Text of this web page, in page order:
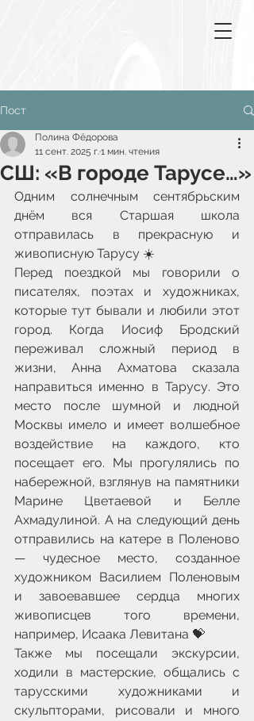
Пост
СШ: «В городе Тарусе…»
Полина Фёдорова
11 сент. 2025 г.1 мин. чтения
Одним солнечным сентябрьским
днём вся Старшая школа
отправилась в прекрасную и
живописную Тарусу ☀️
Перед поездкой мы говорили о
писателях, поэтах и художниках,
которые тут бывали и любили этот
город. Когда Иосиф Бродский
переживал сложный период в
жизни, Анна Ахматова сказала
направиться именно в Тарусу. Это
место после шумной и людной
Москвы имело и имеет волшебное
воздействие на каждого, кто
посещает его. Мы прогулялись по
набережной, взглянув на памятники
Марине Цветаевой и Белле
Ахмадулиной. А на следующий день
отправились на катере в Поленово
— чудесное место, созданное
художником Василием Поленовым
и завоевавшее сердца многих
живописцев того времени,
например, Исаака Левитана 💝
Также мы посещали экскурсии,
ходили в мастерские, общались с
тарусскими художниками и
скульпторами, рисовали и много